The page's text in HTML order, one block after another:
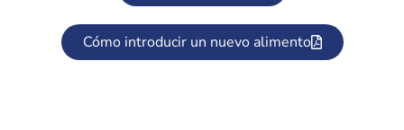
Cómo introducir un nuevo alimento